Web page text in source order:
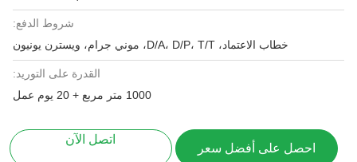
شروط الدفع:
خطاب الاعتماد، D/A، D/P، T/T، موني جرام، ويسترن يونيون
القدرة على التوريد:
1000 متر مربع + 20 يوم عمل
احصل على أفضل سعر
اتصل الآن